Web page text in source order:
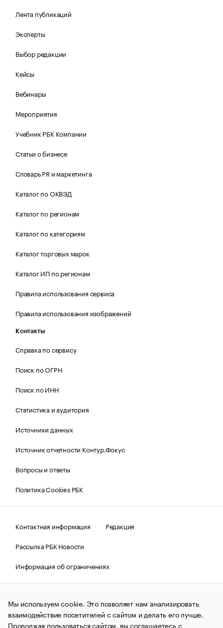
Лента публикаций
Эксперты
Выбор редакции
Кейсы
Вебинары
Мероприятия
Учебник РБК Компании
Статьи о бизнесе
Словарь PR и маркетинга
Каталог по ОКВЭД
Каталог по регионам
Каталог по категориям
Каталог торговых марок
Каталог ИП по регионам
Правила использования сервиса
Правила использования изображений
Контакты
Справка по сервису
Поиск по ОГРН
Поиск по ИНН
Статистика и аудитория
Источники данных
Источник отчетности Контур.Фокус
Вопросы и ответы
Политика Cookies РБК
Контактная информация
Редакция
Рассылка РБК Новости
Информация об ограничениях
Правовая информация
О соблюдении авторских прав
© АО «РОСБИЗНЕСКОНСАЛТИНГ»,1995–2026.Сообщения
и материалы информационного агентства «РБК»
(зарегистрировано Федеральной службой по надзору в сфере
Мы используем cookie. Это позволяет нам анализировать
взаимодействие посетителей с сайтом и делать его лучше.
Продолжая пользоваться сайтом, вы соглашаетесь с